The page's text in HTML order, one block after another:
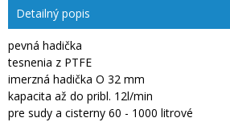
Detailný popis
pevná hadička
tesnenia z PTFE
imerzná hadička O 32 mm
kapacita až do pribl. 12l/min
pre sudy a cisterny 60 - 1000 litrové